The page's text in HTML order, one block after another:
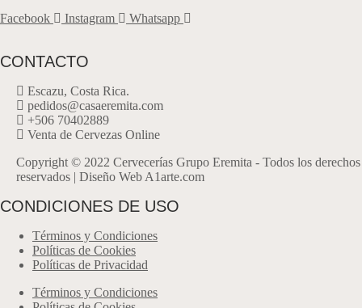
Facebook
Instagram Whatsapp
CONTACTO
Escazu, Costa Rica.
pedidos@casaeremita.com
+506 70402889
Venta de Cervezas Online
Copyright © 2022 Cervecerías Grupo Eremita - Todos los derechos
reservados | Diseño Web A1arte.com
CONDICIONES DE USO
Términos y Condiciones
Políticas de Cookies
Políticas de Privacidad
Términos y Condiciones